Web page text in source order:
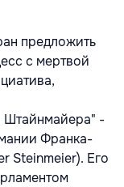
предложить
с мертвой
Штайнмайера" -
Франка-
Steinmeier). Его